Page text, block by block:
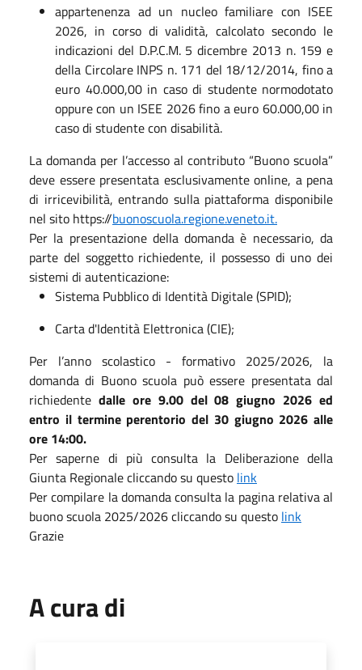
appartenenza ad un nucleo familiare con ISEE
2026, in corso di validità, calcolato secondo le
indicazioni del D.P.C.M. 5 dicembre 2013 n. 159 e
della Circolare INPS n. 171 del 18/12/2014, fino a
euro 40.000,00 in caso di studente normodotato
oppure con un ISEE 2026 fino a euro 60.000,00 in
caso di studente con disabilità.
La domanda per l’accesso al contributo “Buono scuola”
deve essere presentata esclusivamente online, a pena
di irricevibilità, entrando sulla piattaforma disponibile
nel sito https://buonoscuola.regione.veneto.it.
Per la presentazione della domanda è necessario, da
parte del soggetto richiedente, il possesso di uno dei
sistemi di autenticazione:
Sistema Pubblico di Identità Digitale (SPID);
Carta d'Identità Elettronica (CIE);
Per l’anno scolastico - formativo 2025/2026, la
domanda di Buono scuola può essere presentata dal
richiedente dalle ore 9.00 del 08 giugno 2026 ed
entro il termine perentorio del 30 giugno 2026 alle
ore 14:00.
Per saperne di più consulta la Deliberazione della
Giunta Regionale cliccando su questo link
Per compilare la domanda consulta la pagina relativa al
buono scuola 2025/2026 cliccando su questo link
Grazie
A cura di